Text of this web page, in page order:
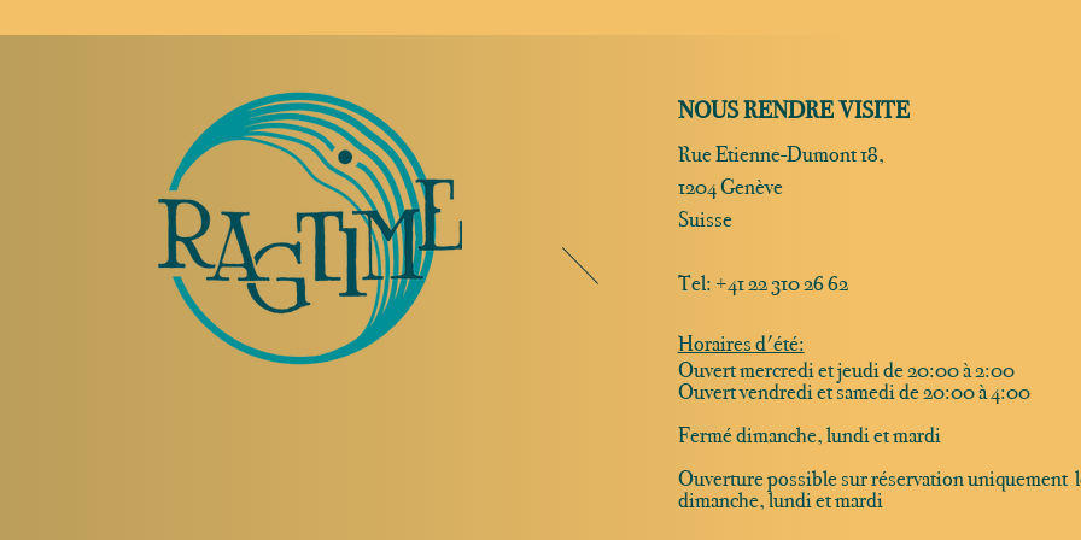
NOUS RENDRE VISITE
Rue Etienne-Dumont 18,
1204 Genève
Suisse
Tel: +41 22 310 26 62
Horaires d'été:
Ouvert mercredi et jeudi de 20:00 à 2:00
Ouvert vendredi et samedi de 20:00 à 4:00
Fermé dimanche, lundi et mardi
Ouverture possible sur réservation uniquement
dimanche, lundi et mardi